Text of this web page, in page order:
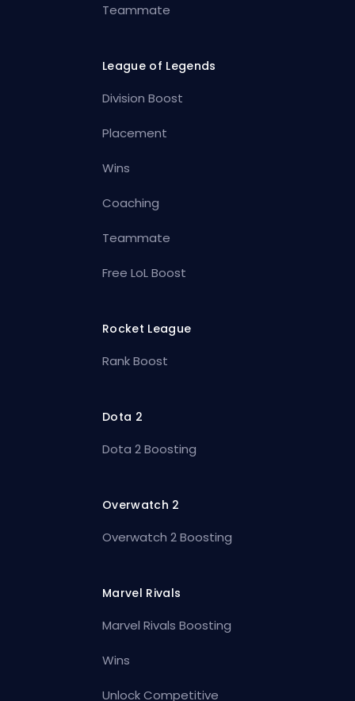
Teammate
League of Legends
Division Boost
Placement
Wins
Coaching
Teammate
Free LoL Boost
Rocket League
Rank Boost
Dota 2
Dota 2 Boosting
Overwatch 2
Overwatch 2 Boosting
Marvel Rivals
Marvel Rivals Boosting
Wins
Unlock Competitive